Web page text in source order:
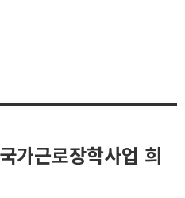
가근로장학사업 희